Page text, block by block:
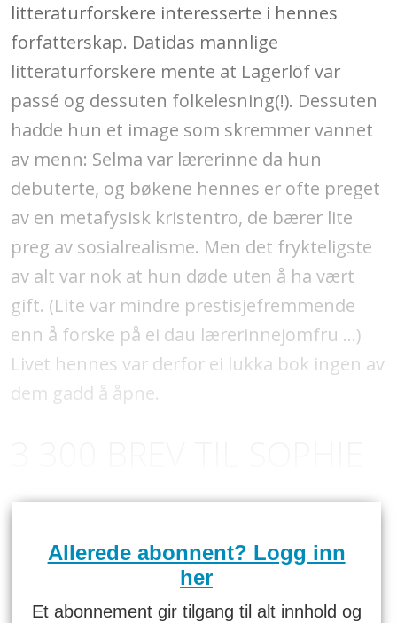
litteraturforskere interesserte i hennes
forfatterskap. Datidas mannlige
litteraturforskere mente at Lagerlöf var
passé og dessuten folkelesning(!). Dessuten
hadde hun et image som skremmer vannet
av menn: Selma var lærerinne da hun
debuterte, og bøkene hennes er ofte preget
av en metafysisk kristentro, de bærer lite
preg av sosialrealisme. Men det frykteligste
av alt var nok at hun døde uten å ha vært
gift. (Lite var mindre prestisjefremmende
enn å forske på ei dau lærerinnejomfru ...)
Livet hennes var derfor ei lukka bok ingen av
dem gadd å åpne.
Allerede abonnent? Logg inn
her
Et abonnement gir tilgang til alt innhold og